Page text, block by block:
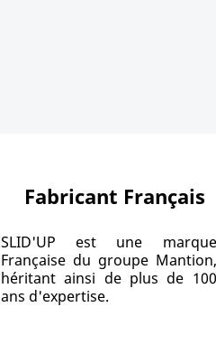
Fabricant Français
SLID'UP est une marque
Française du groupe Mantion,
héritant ainsi de plus de 100
ans d'expertise.